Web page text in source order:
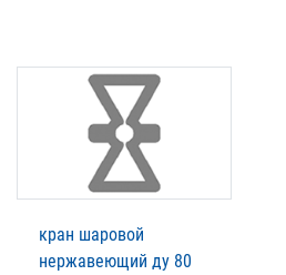
кран шаровой
нержавеющий ду 80